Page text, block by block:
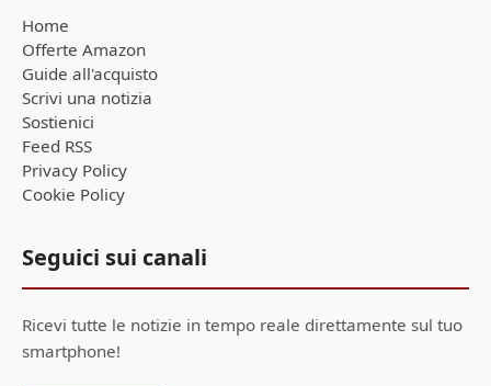
Home
Offerte Amazon
Guide all'acquisto
Scrivi una notizia
Sostienici
Feed RSS
Privacy Policy
Cookie Policy
Seguici sui canali
Ricevi tutte le notizie in tempo reale direttamente sul tuo
smartphone!